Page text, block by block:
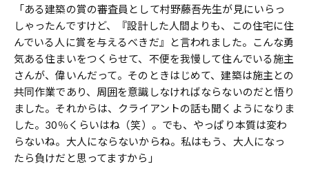
「ある建築の賞の審査員として村野藤吾先生が見にいらっ
しゃったんですけど、『設計した人間よりも、この住宅に住
んでいる人に賞を与えるべきだ』と言われました。こんな勇
気ある住まいをつくらせて、不便を我慢して住んでいる施主
さんが、偉いんだって。そのときはじめて、建築は施主との
共同作業であり、周囲を意識しなければならないのだと悟り
ました。それからは、クライアントの話も聞くようになりま
した。30％くらいはね（笑）。でも、やっぱり本質は変わ
らないね。大人にならないからね。私はもう、大人になっ
たら負けだと思ってますから」